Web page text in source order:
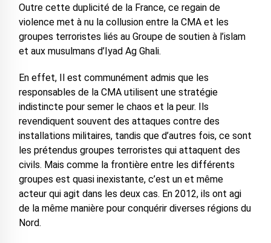
Outre cette duplicité de la France, ce regain de
violence met à nu la collusion entre la CMA et les
groupes terroristes liés au Groupe de soutien à l’islam
et aux musulmans d’Iyad Ag Ghali.
En effet, Il est communément admis que les
responsables de la CMA utilisent une stratégie
indistincte pour semer le chaos et la peur. Ils
revendiquent souvent des attaques contre des
installations militaires, tandis que d’autres fois, ce sont
les prétendus groupes terroristes qui attaquent des
civils. Mais comme la frontière entre les différents
groupes est quasi inexistante, c’est un et même
acteur qui agit dans les deux cas. En 2012, ils ont agi
de la même manière pour conquérir diverses régions du
Nord.